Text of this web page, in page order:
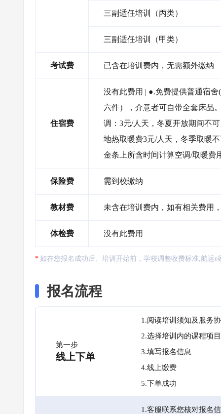
三副适任培训（丙类）
三副适任培训（甲类）
考试费 已含在培训费内，无需额外缴纳
住宿费
没有此费用 | ●.免费提供普通宿
六件），介意者可自带全套床品
调：3元/人天，冬夏开放期间不
地热取暖费3元/人天，冬季取暖
金条上所含时间计算空调/取暖费
保险费 需到校缴纳
教材费 未含在培训费内，如有相关费用
体检费 没有此费用
如在您报名成功后、培训开始前，学校调整收费标准,航运
报名流程
第一步
线上下单
1.阅读培训须知及服务
2.选择培训内的课程项目
3.填写报名信息
4.线上缴费
5.下单成功
1.客服联系您核对报名